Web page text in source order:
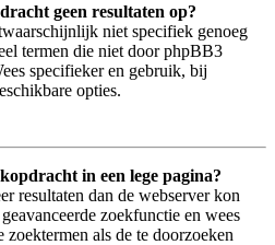
geen resultaten op?
niet specifiek genoeg
termen die niet door phpBB3
specifieker en gebruik, bij
opties.
in een lege pagina?
resultaten dan de webserver kon
zoekfunctie en wees
als de te doorzoeken